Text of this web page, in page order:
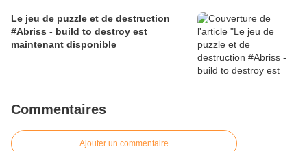
Le jeu de puzzle et de destruction
#Abriss - build to destroy est
maintenant disponible
Commentaires
Ajouter un commentaire